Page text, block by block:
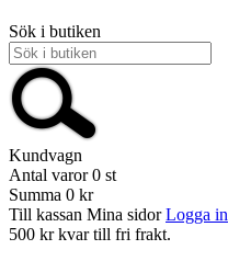
Sök i butiken
Kundvagn
Antal varor 0 st
Summa 0 kr
Till kassan Mina sidor Logga in
500 kr kvar till fri frakt.